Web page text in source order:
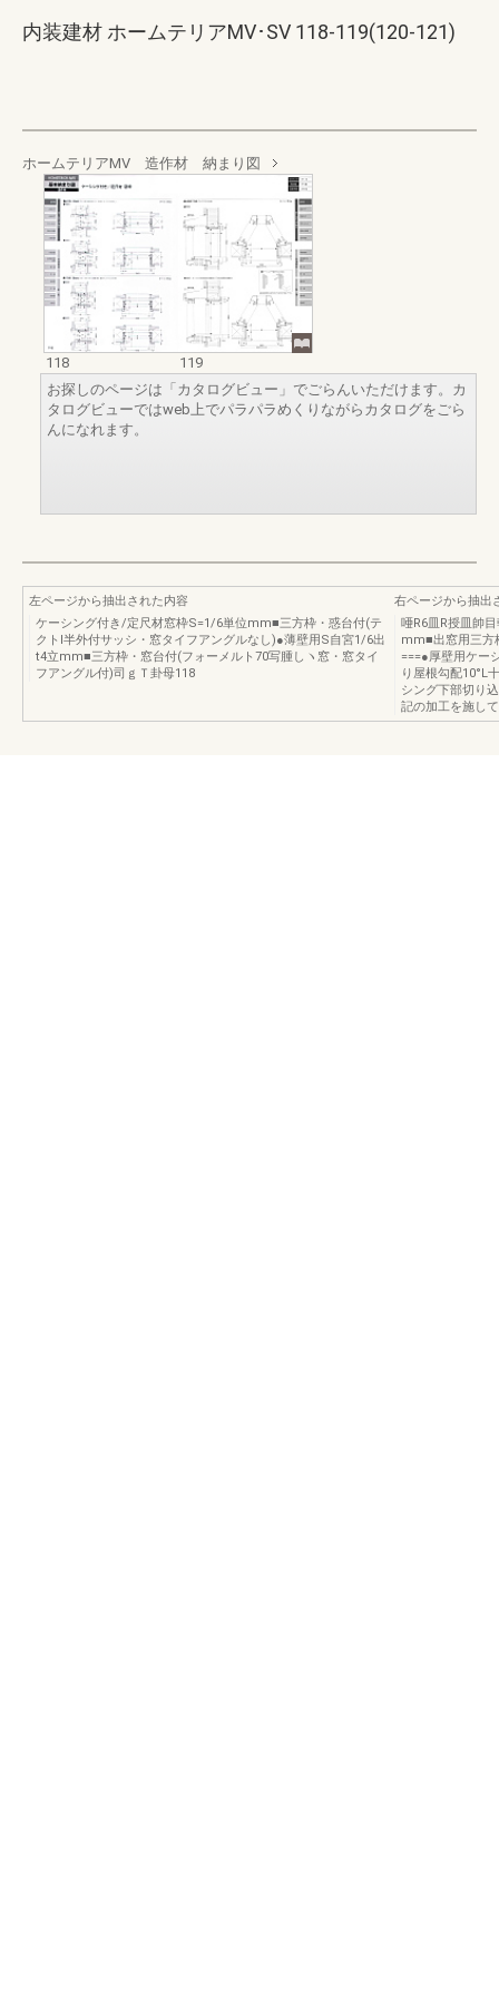
内装建材 ホームテリアMV･SV 118-119(120-121)
ホームテリアMV 造作材 納まり図
118
119
お探しのページは「カタログビュー」でごらんいただけます。カ
タログビューではweb上でパラパラめくりながらカタログをごら
んになれます。
左ページから抽出された内容
ケーシング付き/定尺材窓枠S=1/6単位mm■三方枠・惑台付(テ
クトI半外付サッシ・窓タイフアングルなし)●薄壁用S自宮1/6出
t4立mm■三方枠・窓台付(フォーメルト70写腫しヽ窓・窓タイ
フアングル付)司ｇＴ卦母118
右ページから抽出
唖R6皿R授皿帥
mm■出窓用三方
===●厚壁用ケー
り屋根勾配10°L
シング下部切り
記の加工を施し